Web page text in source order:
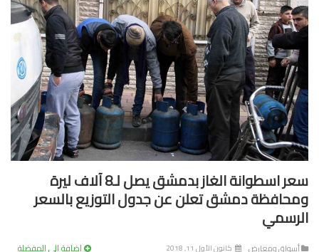
سعر اسطوانة الغاز بدمشق يصل لـ8 آلاف ليرة
دمشق تعلن عن جدول التوزيع بالسعر
ومعارض كانون الأول 11, 2018 إضافة إلى المفضلة